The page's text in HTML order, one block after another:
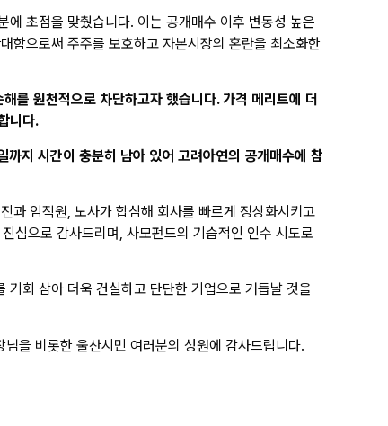
초점을 맞췄습니다. 이는 공개매수 이후 변동성 높은
함으로써 주주를 보호하고 자본시장의 혼란을 최소화한
를 원천적으로 차단하고자 했습니다. 가격 메리트에 더
니다.
지 시간이 충분히 남아 있어 고려아연의 공개매수에 참
과 임직원, 노사가 합심해 회사를 빠르게 정상화시키고
심으로 감사드리며, 사모펀드의 기습적인 인수 시도로
회 삼아 더욱 건실하고 단단한 기업으로 거듭날 것을
을 비롯한 울산시민 여러분의 성원에 감사드립니다.